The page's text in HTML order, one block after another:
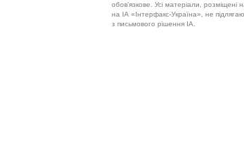
обов'язкове. Усі матеріали,
на ІА «Інтерфакс-Україна», не
з письмового рішення ІА.